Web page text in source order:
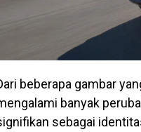
beberapa gambar
banyak
sebagai